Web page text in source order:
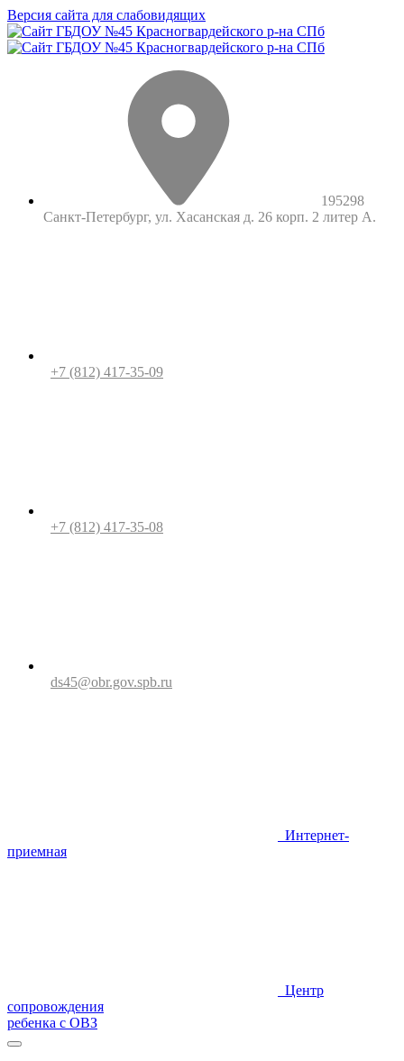
Версия сайта для слабовидящих
195298
Санкт-Петербург, ул. Хасанская д. 26 корп. 2 литер А.
+7 (812) 417-35-09
+7 (812) 417-35-08
ds45@obr.gov.spb.ru
Интернет-
приемная
Центр
сопровождения
ребенка с ОВЗ